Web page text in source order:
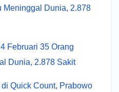
Meninggal Dunia, 2.878
Februari 35 Orang
Dunia, 2.878 Sakit
Quick Count, Prabowo